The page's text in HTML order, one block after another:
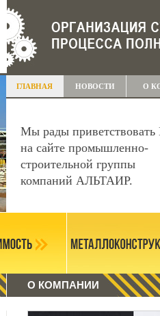
ГЛАВНАЯ НОВОСТИ О
Мы рады приветствовать
на сайте промышленно-
строительной группы
компаний АЛЬТАИР.
О КОМПАНИИ